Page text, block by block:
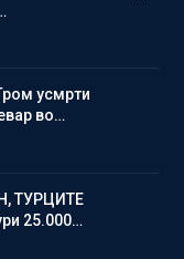
усмрти
во…
ТУРЦИТЕ
25.000…